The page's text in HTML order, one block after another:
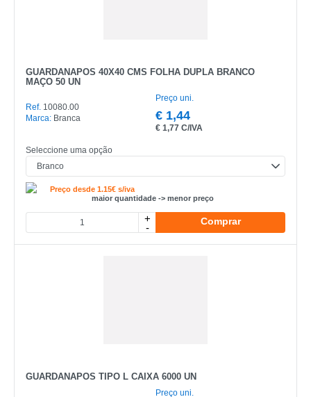
GUARDANAPOS 40X40 CMS FOLHA DUPLA BRANCO
MAÇO 50 UN
Ref. 10080.00
Marca: Branca
Preço uni.
€ 1,44
€ 1,77 C/IVA
Seleccione uma opção
Preço desde 1.15€ s/iva
maior quantidade -> menor preço
+
-
Comprar
GUARDANAPOS TIPO L CAIXA 6000 UN
Preço uni.